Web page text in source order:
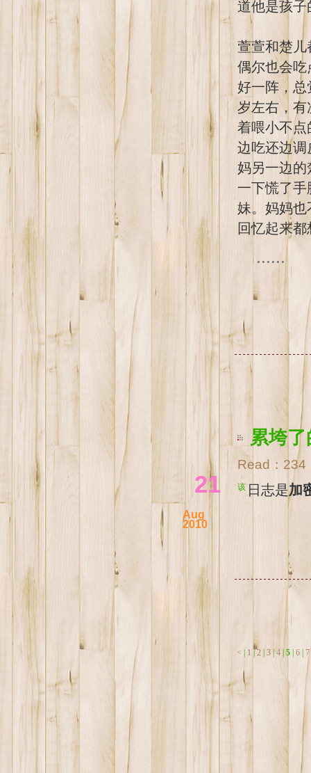
道他是孩子
萱萱和楚儿
偶尔也会吃
好一阵，总
岁左右，有
着喂小不点
边吃还边调
妈另一边的
一下慌了
妹。妈妈也
回忆起来
......
21
Aug
2010
累垮
Read： 234
该日志是加
< 1 |2 3|4 5 6 7